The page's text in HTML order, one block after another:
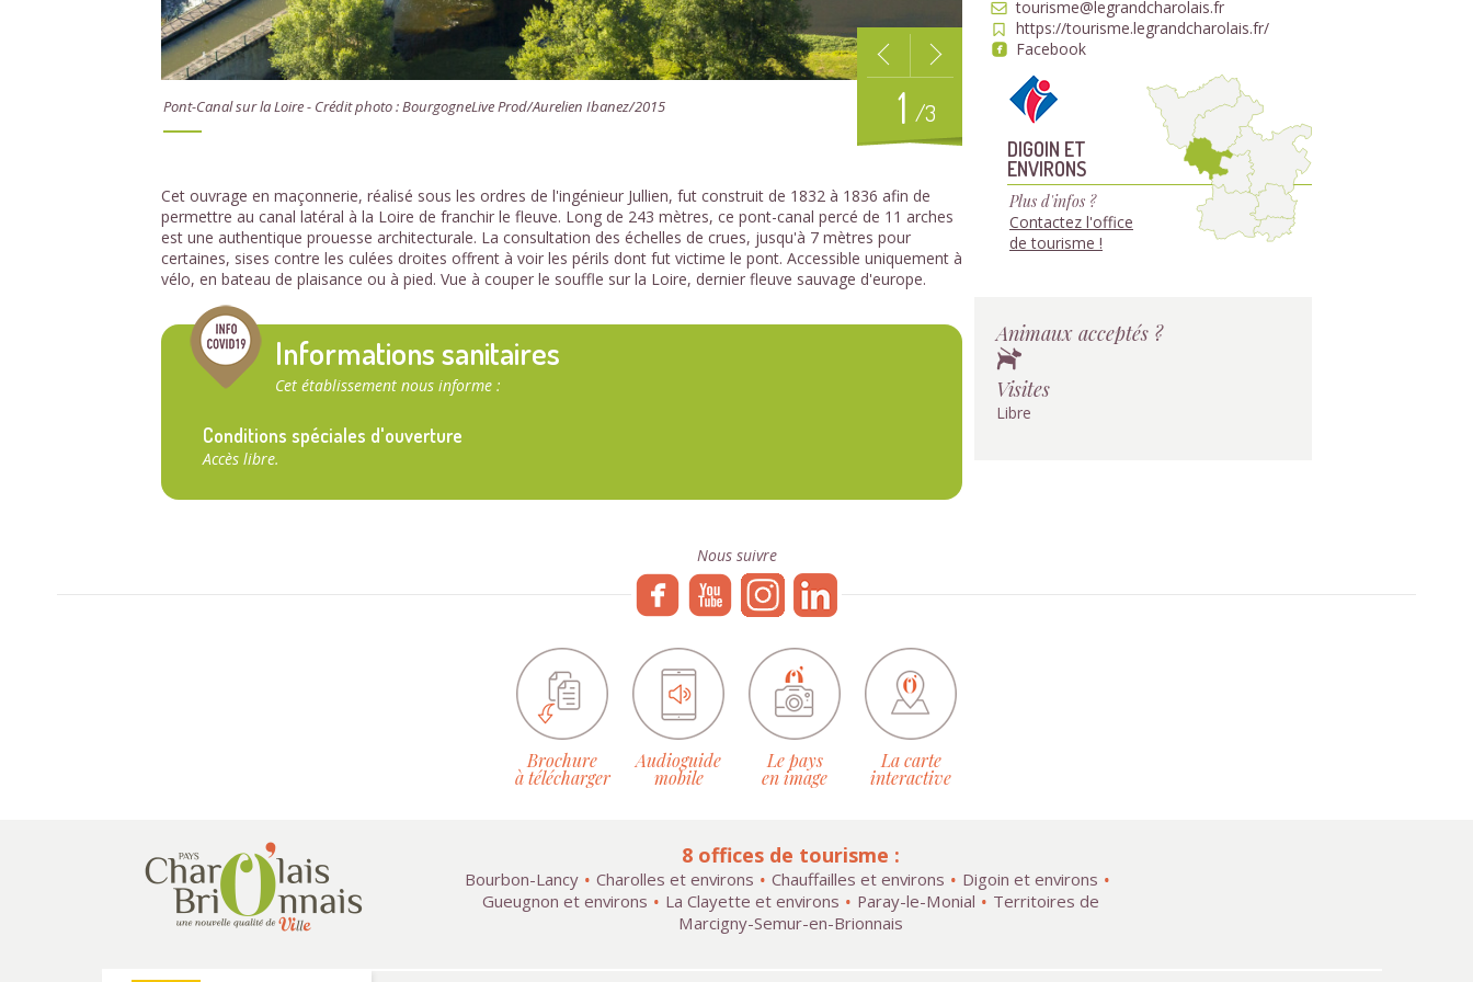
Pont-Canal sur la Loire - Crédit photo : BourgogneLive Prod/Aurelien Ibanez/2015 1 /3
Cet ouvrage en maçonnerie, réalisé sous les ordres de l'ingénieur Jullien, fut construit de 1832 à 1836 afin de
permettre au canal latéral à la Loire de franchir le fleuve. Long de 243 mètres, ce pont-canal percé de 11 arches
est une authentique prouesse architecturale. La consultation des échelles de crues, jusqu'à 7 mètres pour
certaines, sises contre les culées droites offrent à voir les périls dont fut victime le pont. Accessible uniquement à
vélo, en bateau de plaisance ou à pied. Vue à couper le souffle sur la Loire, dernier fleuve sauvage d'europe.
Informations sanitaires
Cet établissement nous informe :
Conditions spéciales d'ouverture
Accès libre.
tourisme@legrandcharolais.fr
https://tourisme.legrandcharolais.fr/
Facebook
DIGOIN ET
ENVIRONS
Plus d'infos ?
Contactez l'office
de tourisme !
Animaux acceptés ?
Visites
Libre
Nous suivre
Brochure
à télécharger
Audioguide
mobile
Le pays
en image
La carte
interactive
8 offices de tourisme :
Bourbon-Lancy Charolles et environs Chauffailles et environs
Digoin et environs
Gueugnon et environs
La Clayette et environs Paray-le-Monial
Territoires de
Marcigny-Semur-en-Brionnais